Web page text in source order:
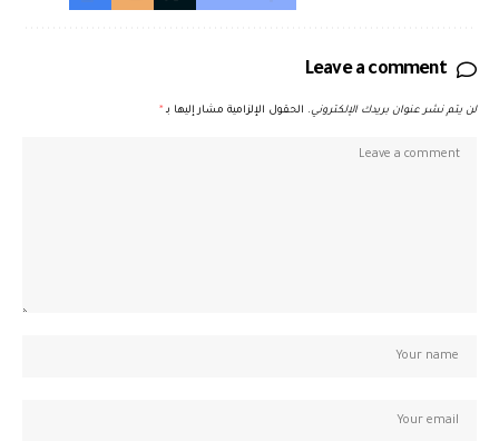
Leave a comment
لن يتم نشر عنوان بريدك الإلكتروني. الحقول الإلزامية مشار إليها بـ *